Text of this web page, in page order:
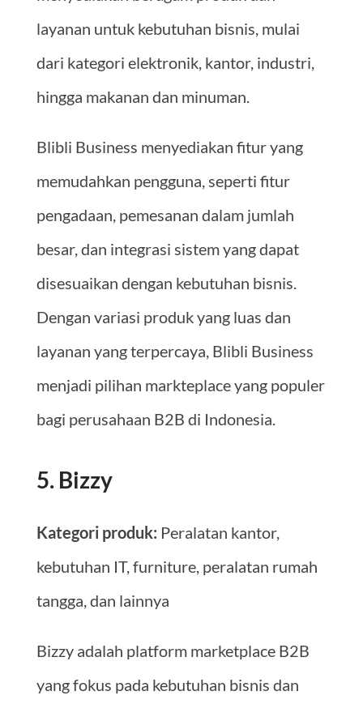
layanan untuk kebutuhan bisnis, mulai
dari kategori elektronik, kantor, industri,
hingga makanan dan minuman.
Blibli Business menyediakan fitur yang
memudahkan pengguna, seperti fitur
pengadaan, pemesanan dalam jumlah
besar, dan integrasi sistem yang dapat
disesuaikan dengan kebutuhan bisnis.
Dengan variasi produk yang luas dan
layanan yang terpercaya, Blibli Business
menjadi pilihan markteplace yang populer
bagi perusahaan B2B di Indonesia.
5. Bizzy
Kategori produk: Peralatan kantor,
kebutuhan IT, furniture, peralatan rumah
tangga, dan lainnya
Bizzy adalah platform marketplace B2B
yang fokus pada kebutuhan bisnis dan